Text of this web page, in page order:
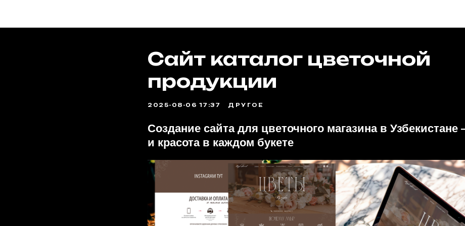
Сайт каталог цветочной
продукции
2025-08-06 17:37 ДРУГОЕ
Создание сайта для цветочного магазина в
и красота в каждом букете